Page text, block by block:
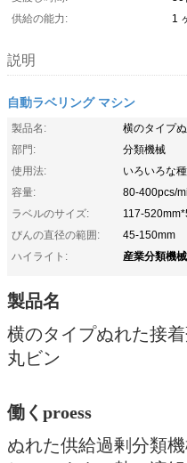
供給の能力:
1
説明
自動ラベリング マシン
製品名:
横のタイプ
部門:
分類機械
使用法:
いろいろな
容量:
80-400pcs/
ラベルのサイズ:
117-
びんの直径の範囲:
45-150mm
ハイライト:
産業分類機械
製品名
横のタイプぬれた接
丸ビン
働くproess
ぬれた供給過剰分類